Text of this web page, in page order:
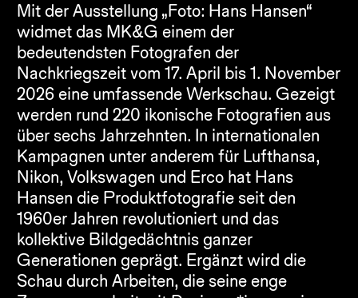
Mit der Ausstellung „Foto: Hans Hansen“
widmet das MK&G einem der
bedeutendsten Fotografen der
Nachkriegszeit vom 17. April bis 1. November
2026 eine umfassende Werkschau. Gezeigt
werden rund 220 ikonische Fotografien aus
über sechs Jahrzehnten. In internationalen
Kampagnen unter anderem für Lufthansa,
Nikon, Volkswagen und Erco hat Hans
Hansen die Produktfotografie seit den
1960er Jahren revolutioniert und das
kollektive Bildgedächtnis ganzer
Generationen geprägt. Ergänzt wird die
Schau durch Arbeiten, die seine enge